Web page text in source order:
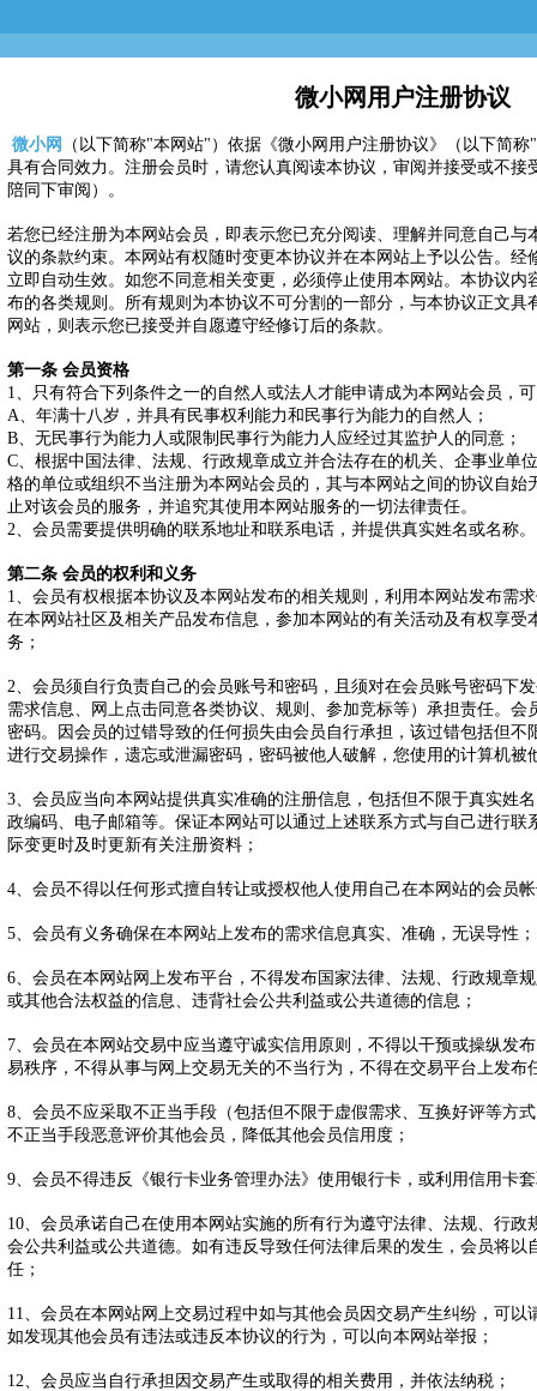
微小网用户注册协议
微小网
（以下简称"本网站"）依据《微小网用户注册协议》（以下简
具有合同效力。注册会员时，请您认真阅读本协议，审阅并接受或不接
陪同下审阅）。
若您已经注册为本网站会员，即表示您已充分阅读、理解并同意自己与
议的条款约束。本网站有权随时变更本协议并在本网站上予以公告。经
立即自动生效。如您不同意相关变更，必须停止使用本网站。本协议内
布的各类规则。所有规则为本协议不可分割的一部分，与本协议正文具
网站，则表示您已接受并自愿遵守经修订后的条款。
第一条 会员资格
1、只有符合下列条件之一的自然人或法人才能申请成为本网站会员，
A、年满十八岁，并具有民事权利能力和民事行为能力的自然人；
B、无民事行为能力人或限制民事行为能力人应经过其监护人的同意；
C、根据中国法律、法规、行政规章成立并合法存在的机关、企事业单
格的单位或组织不当注册为本网站会员的，其与本网站之间的协议自始
止对该会员的服务，并追究其使用本网站服务的一切法律责任。
2、会员需要提供明确的联系地址和联系电话，并提供真实姓名或名称。
第二条 会员的权利和义务
1、会员有权根据本协议及本网站发布的相关规则，利用本网站发布需
在本网站社区及相关产品发布信息，参加本网站的有关活动及有权享受
务；
2、会员须自行负责自己的会员账号和密码，且须对在会员账号密码下
需求信息、网上点击同意各类协议、规则、参加竞标等）承担责任。会
密码。因会员的过错导致的任何损失由会员自行承担，该过错包括但不
进行交易操作，遗忘或泄漏密码，密码被他人破解，您使用的计算机被
3、会员应当向本网站提供真实准确的注册信息，包括但不限于真实姓
政编码、电子邮箱等。保证本网站可以通过上述联系方式与自己进行联
际变更时及时更新有关注册资料；
4、会员不得以任何形式擅自转让或授权他人使用自己在本网站的会员
5、会员有义务确保在本网站上发布的需求信息真实、准确，无误导
6、会员在本网站网上发布平台，不得发布国家法律、法规、行政规章
或其他合法权益的信息、违背社会公共利益或公共道德的信息；
7、会员在本网站交易中应当遵守诚实信用原则，不得以干预或操纵发
易秩序，不得从事与网上交易无关的不当行为，不得在交易平台上发布
8、会员不应采取不正当手段（包括但不限于虚假需求、互换好评等方
不正当手段恶意评价其他会员，降低其他会员信用度；
9、会员不得违反《银行卡业务管理办法》使用银行卡，或利用信用卡
10、会员承诺自己在使用本网站实施的所有行为遵守法律、法规、行
会公共利益或公共道德。如有违反导致任何法律后果的发生，会员将以
任；
11、会员在本网站网上交易过程中如与其他会员因交易产生纠纷，可
如发现其他会员有违法或违反本协议的行为，可以向本网站举报；
12、会员应当自行承担因交易产生或取得的相关费用，并依法纳税；